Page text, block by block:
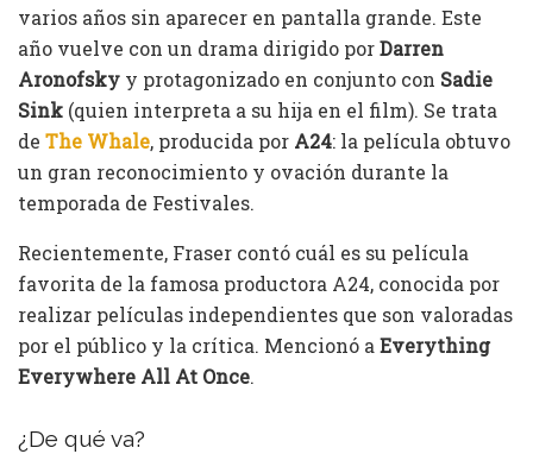
varios años sin aparecer en pantalla grande. Este
año vuelve con un drama dirigido porDarren
Aronofsky y protagonizado en conjunto con Sadie
Sink (quien interpreta a su hija en el film). Se trata
de The Whale, producida por A24: la película obtuvo
un gran reconocimiento y ovación durante la
temporada de Festivales.
Recientemente, Fraser contó cuál es su película
favorita de la famosa productora A24, conocida por
realizar películas independientes que son valoradas
por el público y la crítica. Mencionó a Everything
Everywhere All At Once.
¿De qué va?